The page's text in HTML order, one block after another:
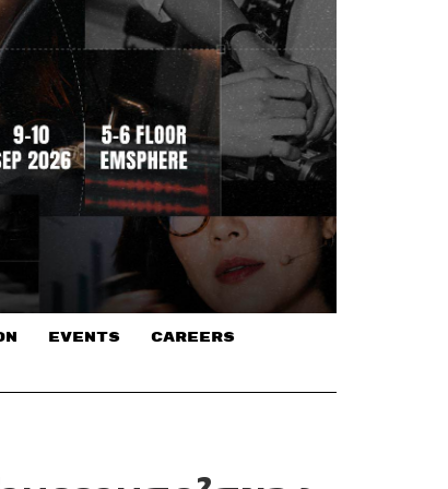
EVENTS CAREERS